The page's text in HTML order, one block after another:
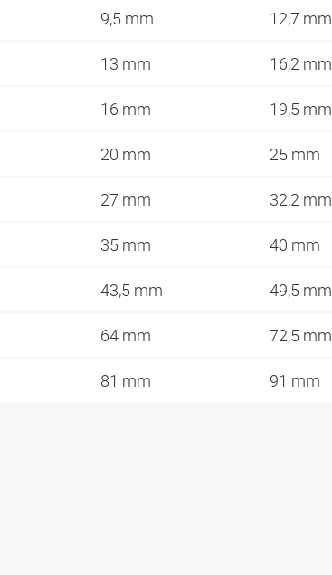
9,5 mm 12,7 mm
13 mm 16,2 mm
16 mm 19,5 mm
20 mm 25 mm
27 mm 32,2 mm
35 mm 40 mm
43,5 mm 49,5 mm
64 mm 72,5 mm
81 mm 91 mm